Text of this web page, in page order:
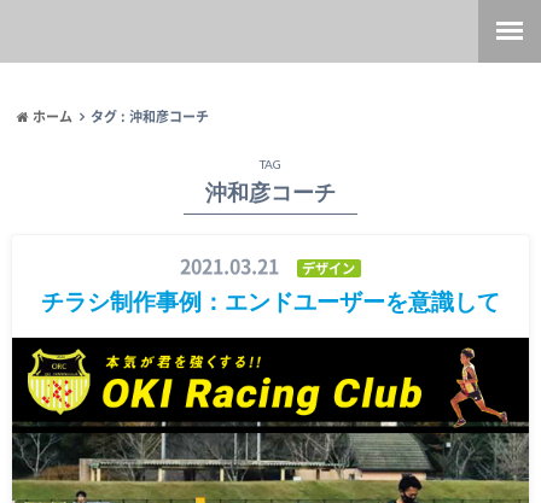
ホーム タグ : 沖和彦コーチ
TAG
沖和彦コーチ
2021.03.21 デザイン
チラシ制作事例：エンドユーザーを意識して